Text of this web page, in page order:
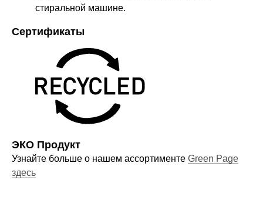
стиральной машине.
Сертификаты
ЭКО Продукт
Узнайте больше о нашем ассортименте Green Page
здесь
Оставайтесь в курсе новостей и
новинках
Договор-оферта
Политика конфиденциальности
Блог